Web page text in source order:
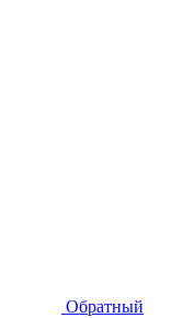
Обратный